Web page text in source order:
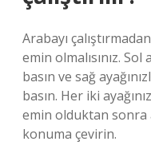
Arabayı
emin olmalısınız. Sol
basın ve sağ
basın. Her iki
emin olduktan sonra
konuma çevirin.